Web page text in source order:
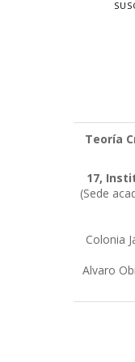
Teoría
17,
(Sede
Colonia
Alvaro